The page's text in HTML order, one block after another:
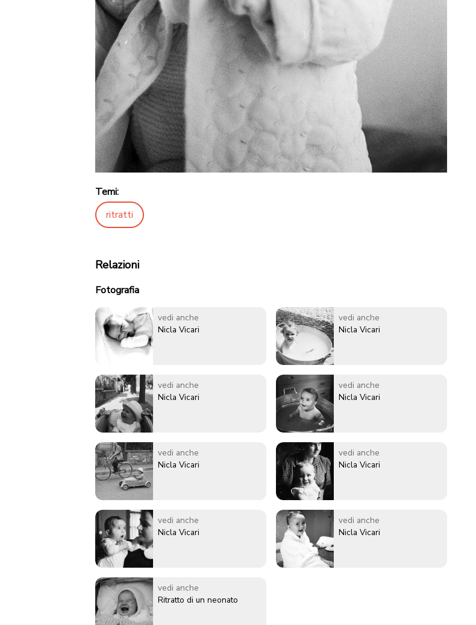
Temi:
ritratti
Relazioni
Fotografia
vedi anche
Nicla Vicari
vedi anche
Nicla Vicari
vedi anche
Nicla Vicari
vedi anche
Nicla Vicari
vedi anche
Nicla Vicari
vedi anche
Nicla Vicari
vedi anche
Nicla Vicari
vedi anche
Nicla Vicari
vedi anche
Ritratto di un neonato